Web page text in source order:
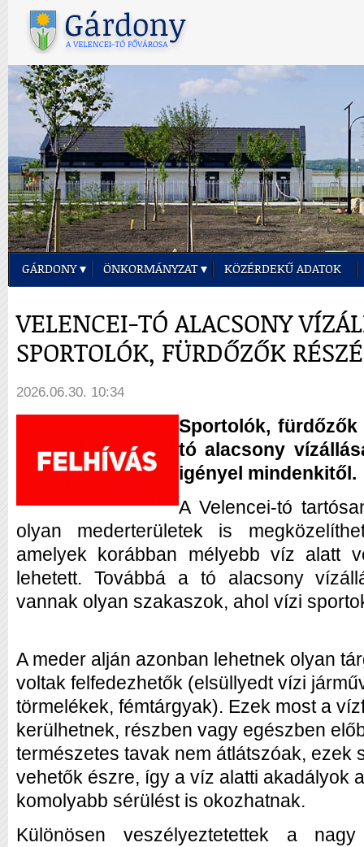
GÁRDONY ÖNKORMÁNYZAT KÖZÉRDEKŰ ADATOK
VELENCEI-TÓ ALACSONY
SPORTOLÓK, FÜRDŐZŐK
2026.06.30. 10:34
Sportolók, fürdőzők
tó alacsony
igényel mindenkitől.
A Velencei-tó
olyan mederterületek is
amelyek korábban mélyebb víz alatt
lehetett. Továbbá a tó alacsony
vannak olyan szakaszok, ahol vízi
A meder alján azonban lehetnek olyan
voltak felfedezhetők (elsüllyedt vízi
törmelékek, fémtárgyak). Ezek most a
kerülhetnek, részben vagy egészben
természetes tavak nem átlátszóak, ezek
vehetők észre, így a víz alatti akadályok
komolyabb sérülést is okozhatnak.
Különösen veszélyeztetettek a